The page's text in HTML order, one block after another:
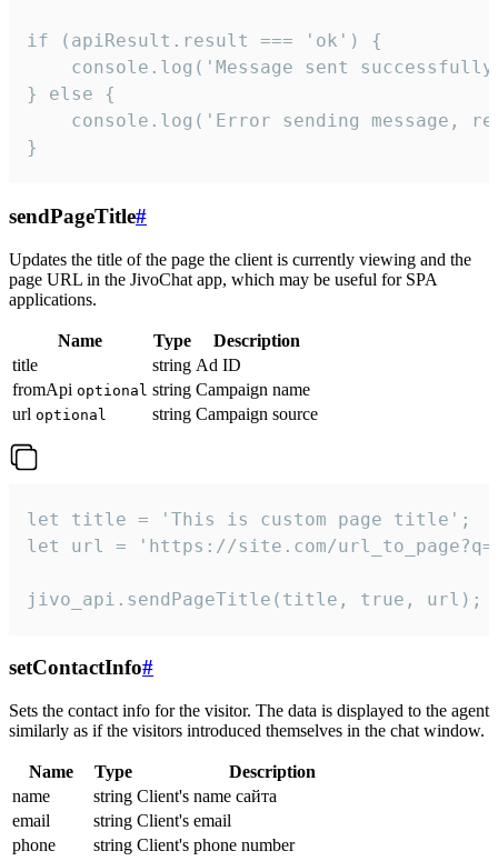
if (apiResult.result === 'ok') {
console.log('Message sent
} else {
console.log('Error sending message,
}
sendPageTitle#
Updates the title of the page the client is currently viewing and the
page URL in the JivoChat app, which may be useful for SPA
applications.
Name Type
Description
title
string Ad ID
fromApi optional string Campaign name
url optional string Campaign source
let title = 'This is custom page title';
let url = 'https://site.com/
jivo_api.sendPageTitle(title, true, url);
setContactInfo#
Sets the contact info for the visitor. The data is displayed to the agent
similarly as if the visitors introduced themselves in the chat window.
Name Type
Description
name
string Client's name сайта
email
string Client's email
phone
string Client's phone number